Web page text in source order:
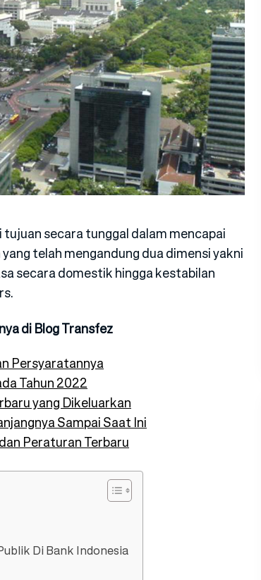
secara tunggal dalam mencapai
telah mengandung dua dimensi yakni
secara domestik hingga kestabilan
di Blog Transfez
Persyaratannya
Tahun 2022
yang Dikeluarkan
Sampai Saat Ini
Peraturan Terbaru
Di Bank Indonesia